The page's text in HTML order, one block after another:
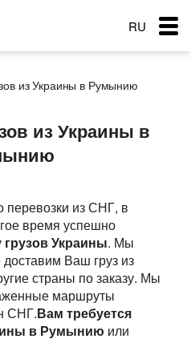
куб.
RU
из Украины в Румынию
из Украины в
перевозки из СНГ, в
время успешно
грузов Украины. Мы
доставим Ваш груз из
страны по заказу. Мы
маршруты
СНГ.Вам требуется
в Румынию или